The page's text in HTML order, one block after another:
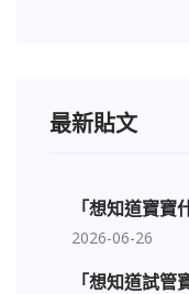
最新貼文
「想知道寶
2026-06-26
「想知道試